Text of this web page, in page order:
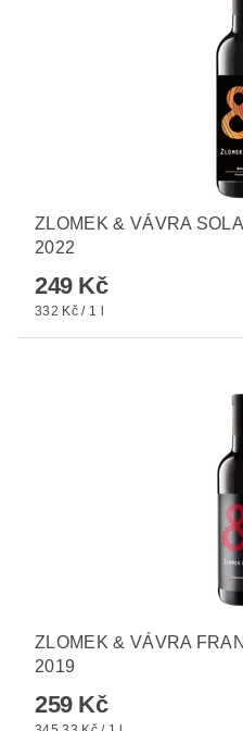
ZLOMEK & VÁVRA
2022
249 Kč
332 Kč / 1 l
ZLOMEK & VÁVRA
2019
259 Kč